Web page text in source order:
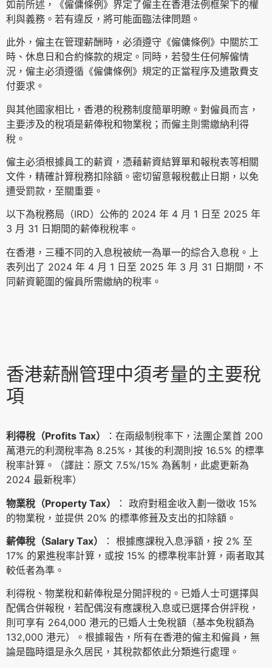
如前所述，《僱傭條例》界定了僱主在香港法例框架下的權
利與義務。若有違反，將可能面臨法律問題。
此外，僱主在管理薪酬時，必須遵守《僱傭條例》中關於工
時、休息日和合約條款的規定。同時，若發生任何解僱情
況，僱主必須遵循《僱傭條例》規定的正當程序及遣散費支
付要求。
與其他國家相比，香港的稅務制度簡單明瞭。對僱員而言，
主要涉及的稅項是薪俸稅和物業稅；而僱主則需繳納利得
稅。
僱主必須根據員工的薪資，憑藉薪資結算單和報稅表等相關
文件，精確計算稅務扣除額。密切留意報稅截止日期，以免
遭受罰款，至關重要。
以下為稅務局（IRD）公佈的 2024 年 4 月 1 日至 2025 年
3 月 31 日期間的薪俸稅稅率。
在香港，三種不同的入息稅被統一為單一的綜合入息稅。上
表列出了 2024 年 4 月 1 日至 2025 年 3 月 31 日期間，不
同薪資範圍的僱員所需繳納的稅率。
香港薪酬管理中須考量的主要稅
項
利得稅（Profits Tax）
：在兩級制稅率下，法團企業首 200
萬港元的利潤稅率為 8.25%，其後的利潤則按 16.5% 的標準
稅率計算。（譯註：原文 7.5%/15% 為舊制，此處更新為
2024 最新稅率）
物業稅（Property Tax）
： 政府對租金收入劃一徵收 15%
的物業稅，並提供 20% 的標準修葺及支出的扣除額。
薪俸稅（Salary Tax）
： 根據應課稅入息淨額，按 2% 至
17% 的累進稅率計算，或按 15% 的標準稅率計算，兩者取其
較低者為準。
利得稅、物業稅和薪俸稅是分開評稅的。已婚人士可選擇與
配偶合併報稅，若配偶沒有應課稅入息或已選擇合併評稅，
則可享有 264,000 港元的已婚人士免稅額（基本免稅額為
132,000 港元）。根據報告，所有在香港的僱主和僱員，無
論是臨時還是永久居民，其稅款都依此分類進行處理。